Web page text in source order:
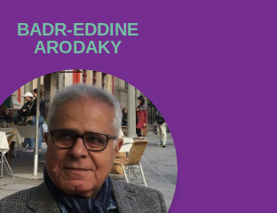
BADR-EDDINE
ARODAKY